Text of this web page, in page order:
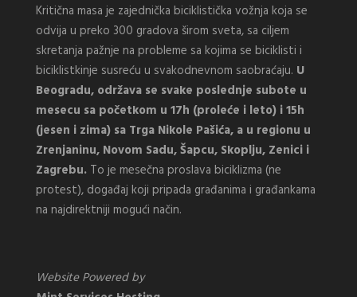
Kritična masa je zajednička biciklistička vožnja koja se
odvija u preko 300 gradova širom sveta, sa ciljem
skretanja pažnje na probleme sa kojima se biciklisti i
biciklistkinje susreću u svakodnevnom saobraćaju. U
Beogradu, održava se svake poslednje subote u
mesecu sa početkom u 17h (proleće i leto) i 15h
(jesen i zima) sa Trga Nikole Pašića, a u regionu u
Zrenjaninu, Novom Sadu, Šapcu, Skoplju, Zenici i
Zagrebu. To je mesečna proslava biciklizma (ne
protest), događaj koji pripada građanima i građankama
na najdirektniji mogući način.
Website Powered by